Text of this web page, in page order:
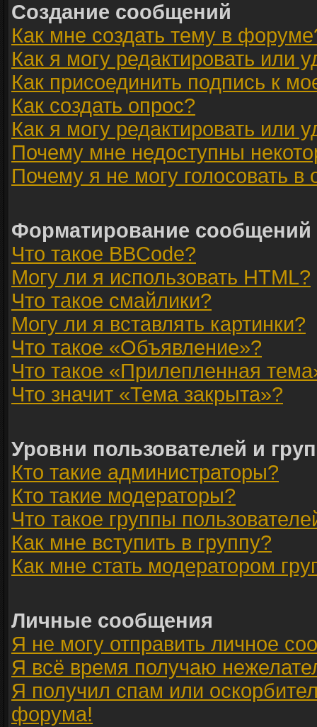
Создание сообщений
Как мне создать тему в
Как я могу редактировать или
Как присоединить подпись к
Как создать опрос?
Как я могу редактировать или
Почему мне недоступны
Почему я не могу голосовать в
Форматирование
Что такое BBCode?
Могу ли я использовать HTML?
Что такое смайлики?
Могу ли я вставлять картинки?
Что такое «Объявление»?
Что такое «Прилепленная
Что значит «Тема закрыта»?
Уровни пользователей и
Кто такие администраторы?
Кто такие модераторы?
Что такое группы
Как мне вступить в группу?
Как мне стать модератором
Личные сообщения
Я не могу отправить личное
Я всё время получаю
Я получил спам или
форума!